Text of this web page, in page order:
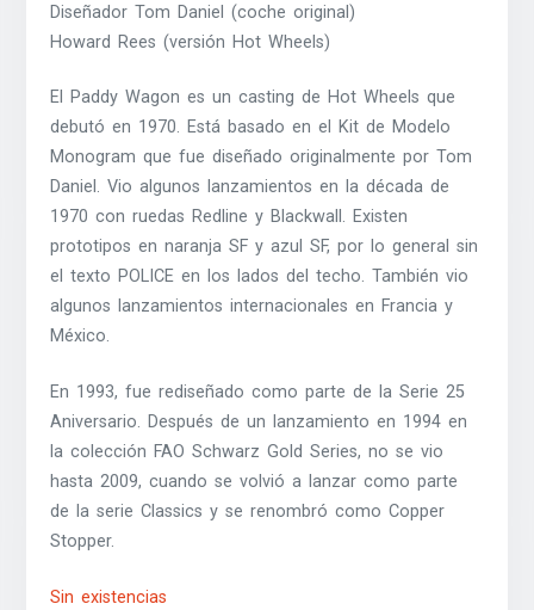
Diseñador Tom Daniel (coche original)
Howard Rees (versión Hot Wheels)
El Paddy Wagon es un casting de Hot Wheels que
debutó en 1970. Está basado en el Kit de Modelo
Monogram que fue diseñado originalmente por Tom
Daniel. Vio algunos lanzamientos en la década de
1970 con ruedas Redline y Blackwall. Existen
prototipos en naranja SF y azul SF, por lo general sin
el texto POLICE en los lados del techo. También vio
algunos lanzamientos internacionales en Francia y
México.
En 1993, fue rediseñado como parte de la Serie 25
Aniversario. Después de un lanzamiento en 1994 en
la colección FAO Schwarz Gold Series, no se vio
hasta 2009, cuando se volvió a lanzar como parte
de la serie Classics y se renombró como Copper
Stopper.
Sin existencias